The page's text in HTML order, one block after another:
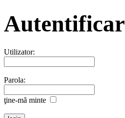
Utilizator:
Parola:
ţine-mã minte